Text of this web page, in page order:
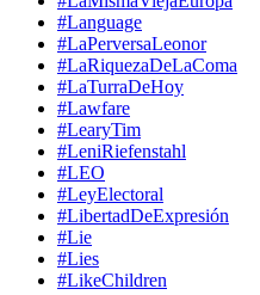
#Language
#LaPerversaLeonor
#LaRiquezaDeLaComa
#LaTurraDeHoy
#Lawfare
#LearyTim
#LeniRiefenstahl
#LEO
#LeyElectoral
#LibertadDeExpresión
#Lie
#Lies
#LikeChildren